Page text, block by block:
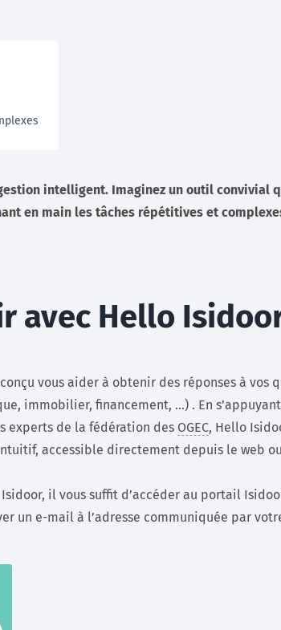
en
intelligent. Imaginez un outil convivial
en main les tâches répétitives et
avec Hello
vous aider à obtenir des réponses à vos
immobilier, financement, …) . En
experts de la fédération des OGEC, Hello
accessible directement depuis le web
il vous suffit d’accéder au portail
un e-mail à l’adresse communiquée par